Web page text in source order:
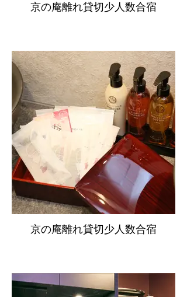
京の庵離れ貸切少人数合宿
京の庵離れ貸切少人数合宿